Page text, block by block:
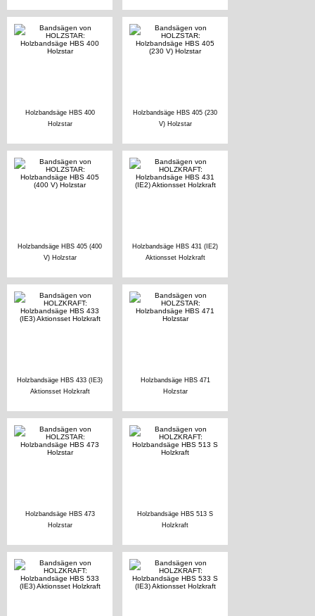
Holzbandsäge HBS 400
Holzstar
Holzbandsäge HBS 405 (230
V) Holzstar
Holzbandsäge HBS 405 (400
V) Holzstar
Holzbandsäge HBS 431 (IE2)
Aktionsset Holzkraft
Holzbandsäge HBS 433 (IE3)
Aktionsset Holzkraft
Holzbandsäge HBS 471
Holzstar
Holzbandsäge HBS 473
Holzstar
Holzbandsäge HBS 513 S
Holzkraft